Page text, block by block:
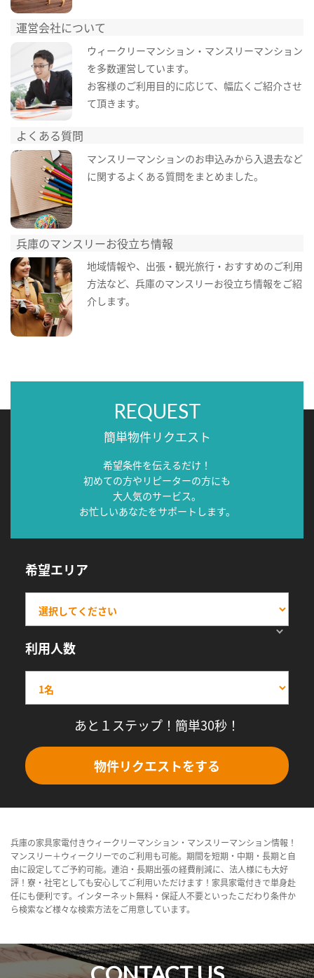
運営会社について
ウィークリーマンション・マンスリーマンション
を多数運営しています。
お客様のご利用目的に応じて、幅広くご紹介させ
て頂きます。
よくある質問
マンスリーマンションのお申込みから入退去など
に関するよくある質問をまとめました。
兵庫のマンスリーお役立ち情報
地域情報や、出張・観光旅行・おすすめのご利用
方法など、兵庫のマンスリーお役立ち情報をご紹
介します。
REQUEST
簡単物件リクエスト
希望条件を伝えるだけ！
初めての方やリピーターの方にも
大人気のサービス。
お忙しいあなたをサポートします。
希望エリア
利用人数
あと１ステップ！簡単30秒！
物件リクエストをする
兵庫の家具家電付きウィークリーマンション・マンスリーマンション情報！
マンスリー＋ウィークリーでのご利用も可能。期間を短期・中期・長期と自
由に設定してご予約可能。連泊・長期出張の経費削減に、法人様にも大好
評！寮・社宅としても安心してご利用いただけます！家具家電付きで単身赴
任にも便利です。インターネット無料・保証人不要といったこだわり条件か
ら検索など様々な検索方法をご用意しています。